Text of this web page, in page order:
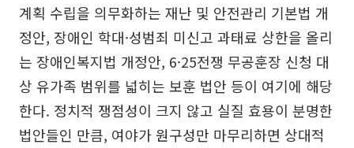
계획 수립을 의무화하는 재난 및 안전관리 기본법 개
정안, 장애인 학대·성범죄 미신고 과태료 상한을 올리
는 장애인복지법 개정안, 6·25전쟁 무공훈장 신청 대
상 유가족 범위를 넓히는 보훈 법안 등이 여기에 해당
한다. 정치적 쟁점성이 크지 않고 실질 효용이 분명한
법안들인 만큼, 여야가 원구성만 마무리하면 상대적